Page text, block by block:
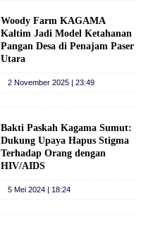
Woody Farm KAGAMA
Kaltim Jadi Model Ketahanan
Pangan Desa di Penajam Paser
Utara
2 November 2025 | 23:49
Bakti Paskah Kagama Sumut:
Dukung Upaya Hapus Stigma
Terhadap Orang dengan
HIV/AIDS
5 Mei 2024 | 18:24